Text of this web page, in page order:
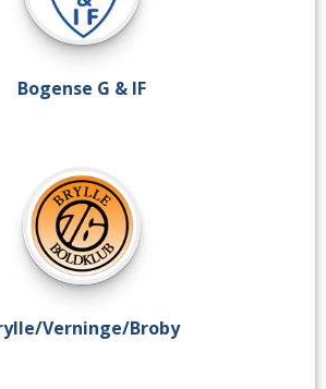
Bogense G & IF
Verninge/Broby